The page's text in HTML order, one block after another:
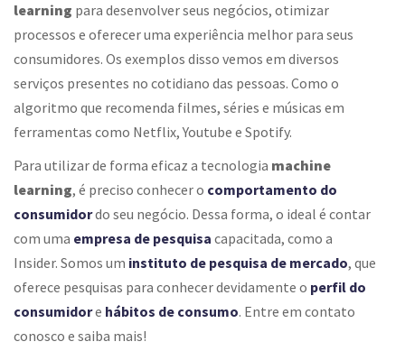
learning para desenvolver seus negócios, otimizar
processos e oferecer uma experiência melhor para seus
consumidores. Os exemplos disso vemos em diversos
serviços presentes no cotidiano das pessoas. Como o
algoritmo que recomenda filmes, séries e músicas em
ferramentas como Netflix, Youtube e Spotify.
Para utilizar de forma eficaz a tecnologia machine
learning, é preciso conhecer o comportamento do
consumidordo seu negócio. Dessa forma, o ideal é contar
com uma empresa de pesquisa capacitada, como a
Insider. Somos um instituto de pesquisa de mercado, que
oferece pesquisas para conhecer devidamente o perfil do
consumidore hábitos de consumo. Entre em contato
conosco e saiba mais!